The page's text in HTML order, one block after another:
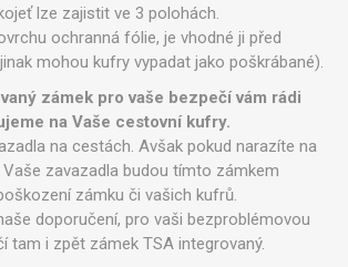
lze zajistit ve 3 polohách.
ochranná fólie, je vhodné ji před
mohou kufry vypadat jako poškrábané).
zámek pro vaše bezpečí vám rádi
na Vaše cestovní kufry.
na cestách. Avšak pokud narazíte na
zavazadla budou tímto zámkem
zámku či vašich kufrů.
doporučení, pro vaši bezproblémovou
tam i zpět zámek TSA integrovaný.